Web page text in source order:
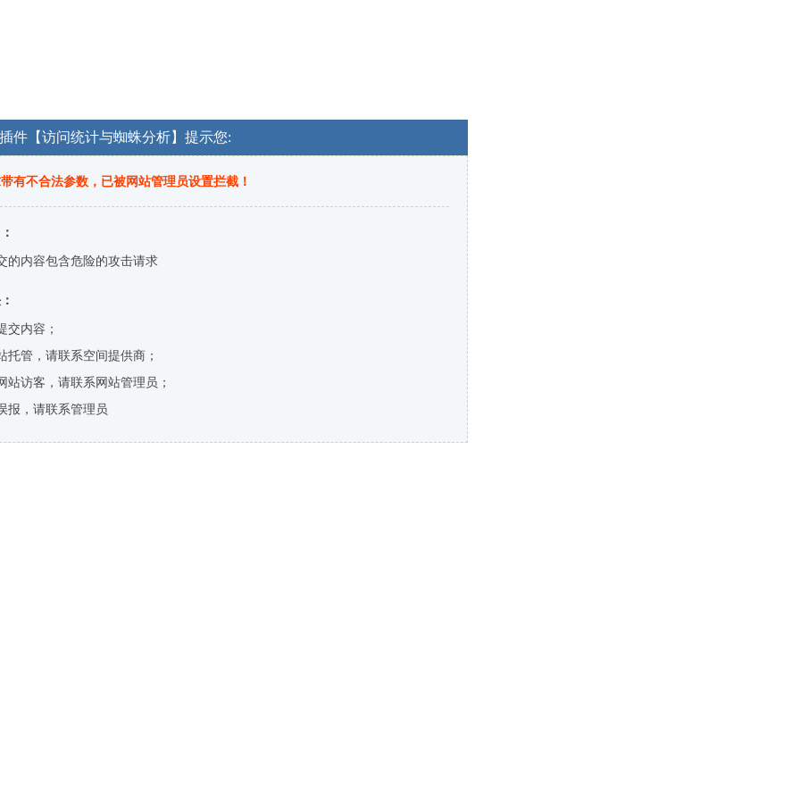
件【访问统计与蜘蛛分析】提示您:
有不合法参数，已被网站管理员设置拦截！
的内容包含危险的攻击请求
交内容；
托管，请联系空间提供商；
站访客，请联系网站管理员；
报，请联系管理员